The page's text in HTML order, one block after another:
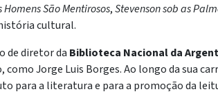
Homens São Mentirosos,Stevenson sob as
cultural.
de diretor da Biblioteca Nacional da
Jorge Luis Borges. Ao longo da sua
para a literatura e para a promoção da